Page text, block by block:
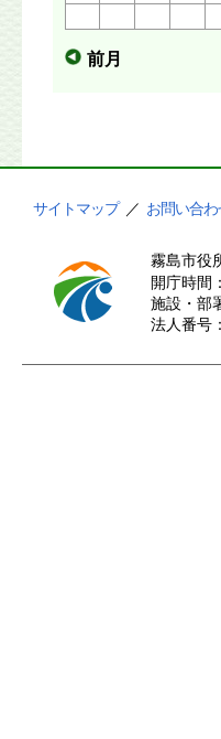
前月
サイトマップ ／ お問い合わ
霧島市役
開庁時間
施設・部
法人番号